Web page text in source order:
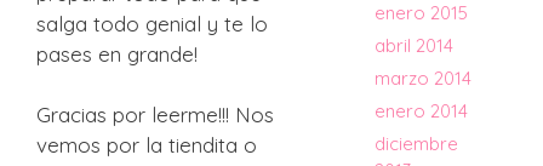
salga todo genial y te lo
pases en grande!
Gracias por leerme!!! Nos
vemos por la tiendita o
enero 2015
abril 2014
marzo 2014
enero 2014
diciembre